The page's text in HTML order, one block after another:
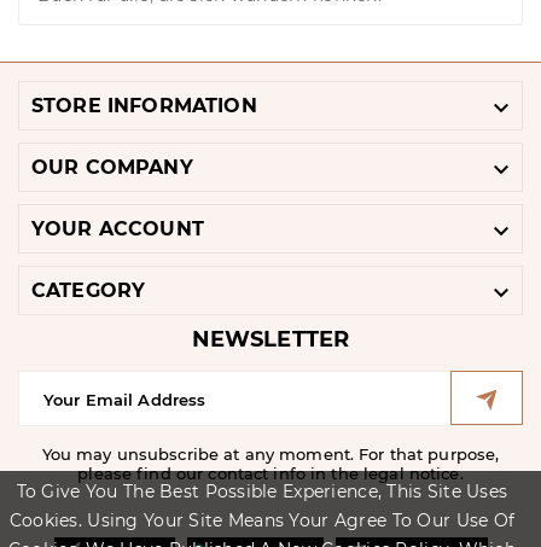
To Give You The Best Possible Experience, This Site Uses
Cookies. Using Your Site Means Your Agree To Our Use Of
STORE INFORMATION 
OUR COMPANY 
YOUR ACCOUNT 
CATEGORY 
NEWSLETTER
You may unsubscribe at any moment. For that purpose,
please find our contact info in the legal notice.